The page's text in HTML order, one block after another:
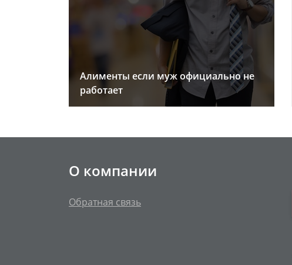
Алименты если муж официально не
работает
О компании
Обратная связь